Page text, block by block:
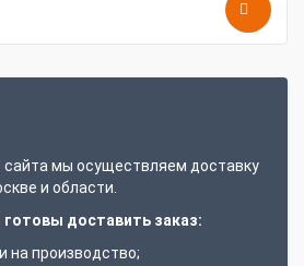
сайта мы осуществляем доставку
и области.
доставить заказ:
на производство;